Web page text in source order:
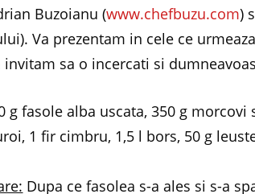
Buzoianu (www.chefbuzu.com)
Va prezentam in cele ce
invitam sa o incercati si
g fasole alba uscata, 350 g morcovi
1 fir cimbru, 1,5 l bors, 50 g
Dupa ce fasolea s-a ales si s-a